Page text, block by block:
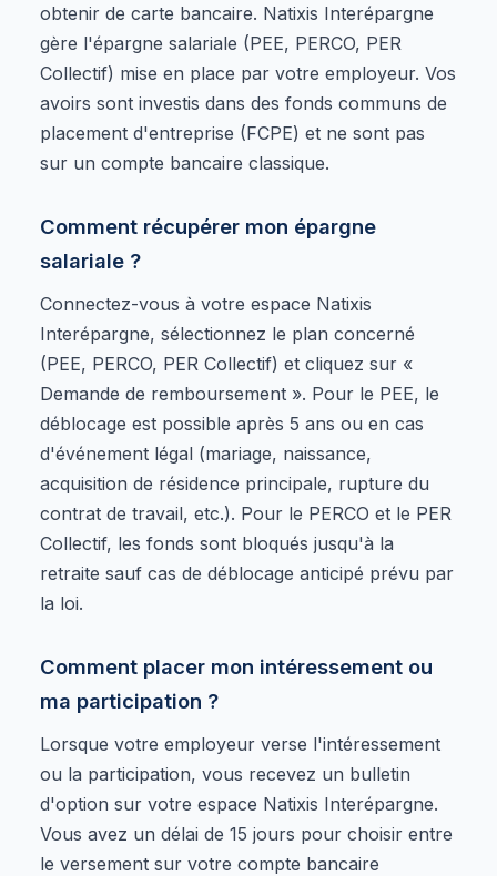
obtenir de carte bancaire. Natixis Interépargne
gère l'épargne salariale (PEE, PERCO, PER
Collectif) mise en place par votre employeur. Vos
avoirs sont investis dans des fonds communs de
placement d'entreprise (FCPE) et ne sont pas
sur un compte bancaire classique.
Comment récupérer mon épargne
salariale ?
Connectez-vous à votre espace Natixis
Interépargne, sélectionnez le plan concerné
(PEE, PERCO, PER Collectif) et cliquez sur «
Demande de remboursement ». Pour le PEE, le
déblocage est possible après 5 ans ou en cas
d'événement légal (mariage, naissance,
acquisition de résidence principale, rupture du
contrat de travail, etc.). Pour le PERCO et le PER
Collectif, les fonds sont bloqués jusqu'à la
retraite sauf cas de déblocage anticipé prévu par
la loi.
Comment placer mon intéressement ou
ma participation ?
Lorsque votre employeur verse l'intéressement
ou la participation, vous recevez un bulletin
d'option sur votre espace Natixis Interépargne.
Vous avez un délai de 15 jours pour choisir entre
le versement sur votre compte bancaire